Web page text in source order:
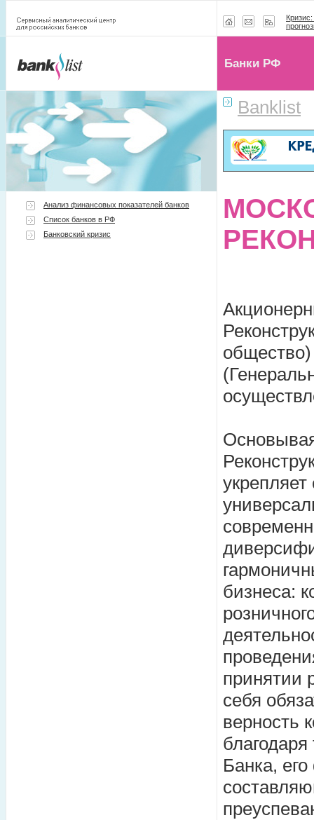
Банки РФ
Анализ финансовых показателей банков
Список банков в РФ
Банковский кризис
Banklist
укрепляет
бизнеса:
принятии
себя
верность
Банка,